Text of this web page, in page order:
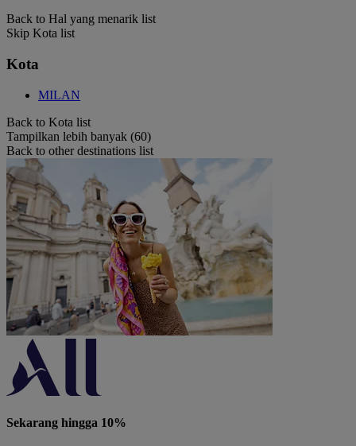
Back to Hal yang menarik list
Skip Kota list
Kota
MILAN
Back to Kota list
Tampilkan lebih banyak (60)
Back to other destinations list
Sekarang hingga 10%